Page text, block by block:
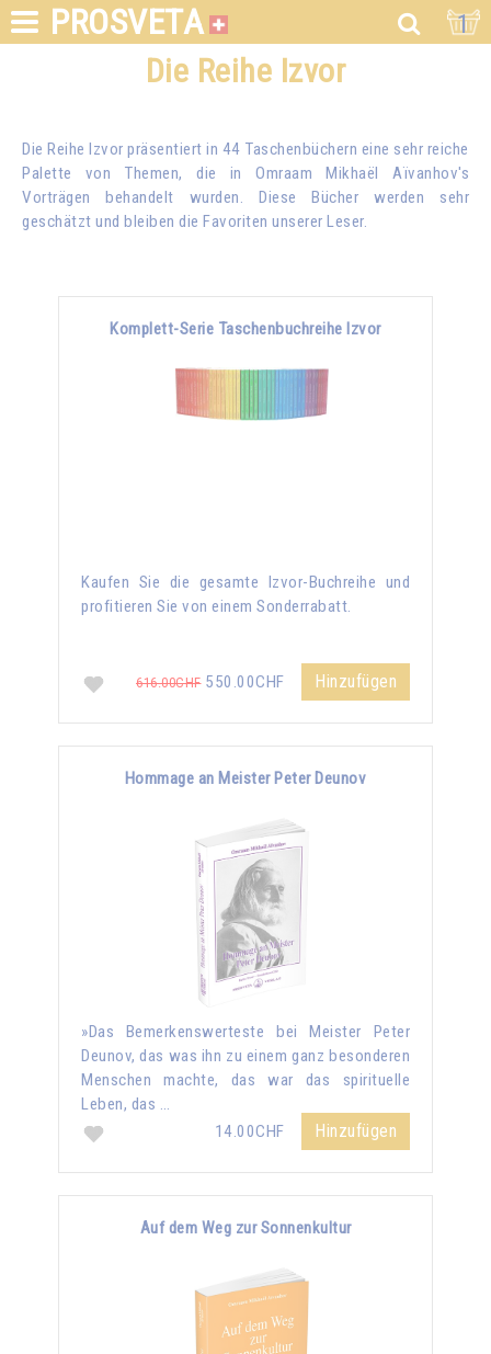
PROSVETA 1
Die Reihe Izvor
Die Reihe Izvor präsentiert in 44 Taschenbüchern eine sehr reiche
Palette von Themen, die inOmraam Mikhaël Aïvanhov's
Vorträgen behandelt wurden. Diese Bücher werden sehr
geschätzt und bleiben die Favoriten unserer Leser.
Komplett-Serie Taschenbuchreihe Izvor
Kaufen Sie die gesamte Izvor-Buchreihe und
profitieren Sie von einem Sonderrabatt.
616.00CHF550.00CHF Hinzufügen
Hommage an Meister Peter Deunov
»Das Bemerkenswerteste bei Meister Peter
Deunov, das was ihn zu einem ganz besonderen
Menschen machte, das war das spirituelle
Leben, das …
14.00CHF
Hinzufügen
Auf dem Weg zur Sonnenkultur